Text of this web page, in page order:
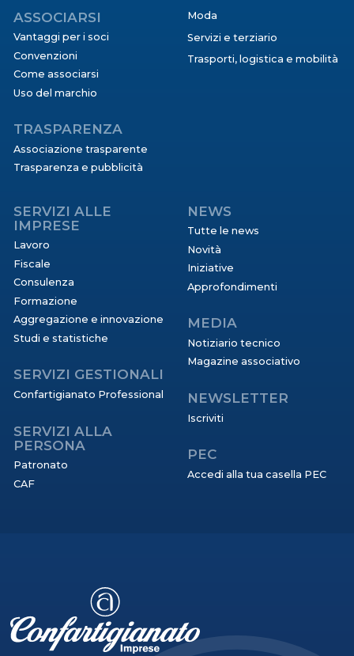
ASSOCIARSI
Vantaggi per i soci
Convenzioni
Come associarsi
Uso del marchio
TRASPARENZA
Associazione trasparente
Trasparenza e pubblicità
Moda
Servizi e terziario
Trasporti, logistica e mobilità
SERVIZI ALLE
IMPRESE
Lavoro
Fiscale
Consulenza
Formazione
Aggregazione e innovazione
Studi e statistiche
SERVIZI GESTIONALI
Confartigianato Professional
SERVIZI ALLA
PERSONA
Patronato
CAF
NEWS
Tutte le news
Novità
Iniziative
Approfondimenti
MEDIA
Notiziario tecnico
Magazine associativo
NEWSLETTER
Iscriviti
PEC
Accedi alla tua casella PEC